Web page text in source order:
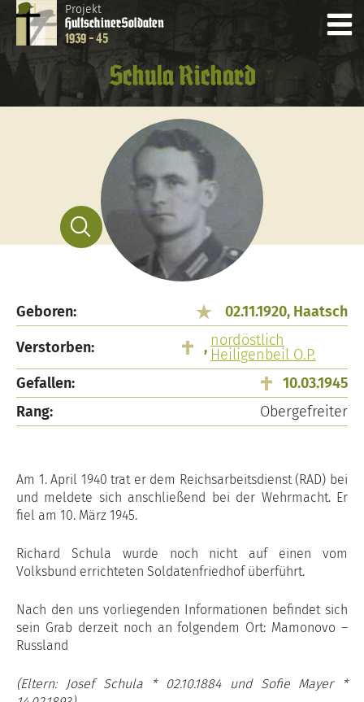
Projekt
HultschinerSoldaten
1939 - 45
Schula Richard
Geboren:
02.11.1920, Haatsch
Verstorben:
, nordöstlich
Heiligenbeil O.P.
Gefallen:
10.03.1945
Rang:
Obergefreiter
Am 1. April 1940 trat er dem Reichsarbeitsdienst (RAD) bei
und meldete sich anschließend bei der Wehrmacht. Er
fiel am 10. März 1945.
Richard Schula wurde noch nicht auf einen vom
Volksbund errichteten Soldatenfriedhof überführt.
Nach den uns vorliegenden Informationen befindet sich
sein Grab derzeit noch an folgendem Ort: Mamonovo –
Russland
(Eltern: Josef Schula * 02.10.1884 und Sofie Mayer *